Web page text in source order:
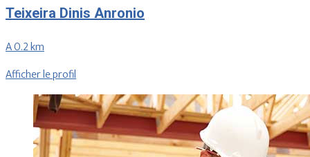
Teixeira Dinis Anronio
A 0.2 km
Afficher le profil